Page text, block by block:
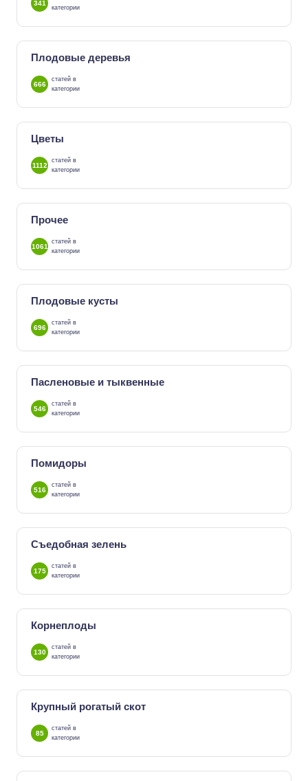
341
категории
Плодовые деревья
666
статей в
категории
Цветы
1112
статей в
категории
Прочее
1061
статей в
категории
Плодовые кусты
696
статей в
категории
Пасленовые и тыквенные
546
статей в
категории
Помидоры
516
статей в
категории
Съедобная зелень
175
статей в
категории
Корнеплоды
130
статей в
категории
Крупный рогатый скот
85
статей в
категории